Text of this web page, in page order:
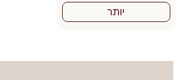
יותר